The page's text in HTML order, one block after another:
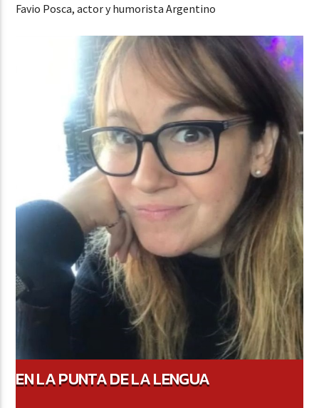
Favio Posca, actor y humorista Argentino
EN LA PUNTA DE LA LENGUA